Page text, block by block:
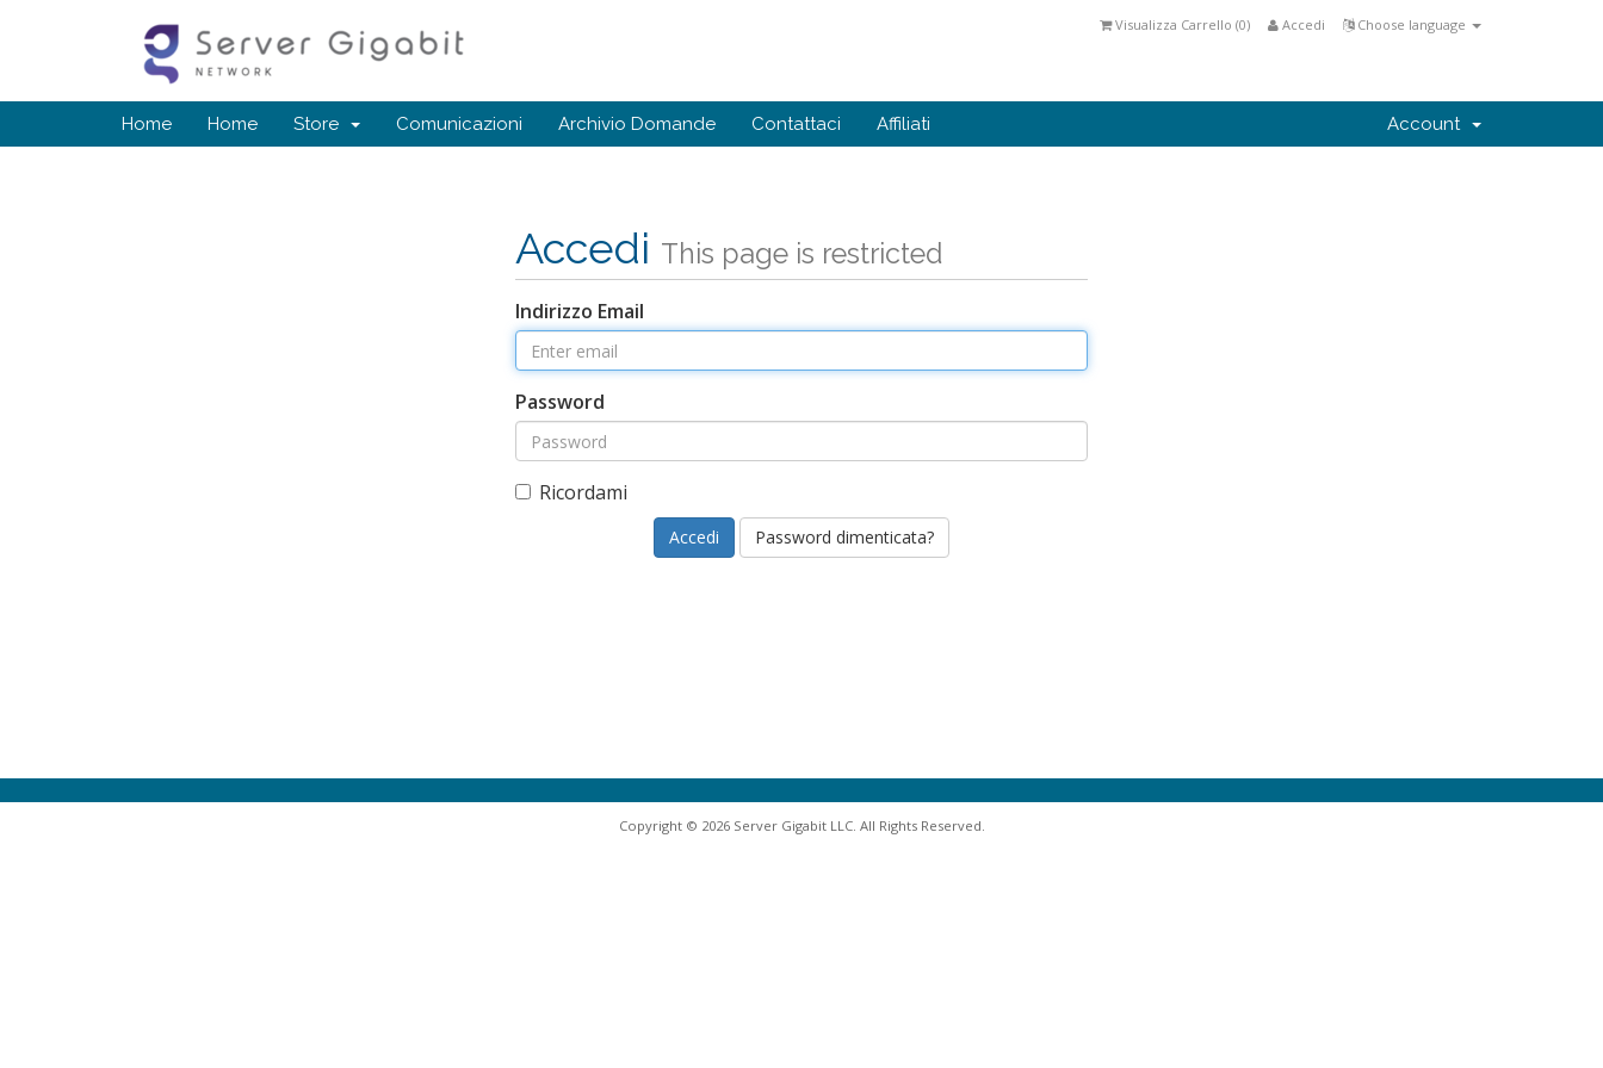
Choose language
Accedi
Visualizza Carrello (0)
Home Home Store Comunicazioni Archivio Domande Contattaci Affiliati Account
Accedi This page is restricted
Indirizzo Email
Password
Ricordami
Password dimenticata?
Copyright © 2026 Server Gigabit LLC. All Rights Reserved.